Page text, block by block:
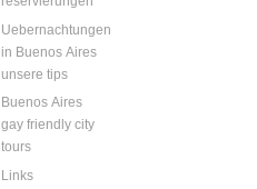
Uebernachtungen
in Buenos Aires
unsere tips
Buenos Aires
gay friendly city
tours
Links